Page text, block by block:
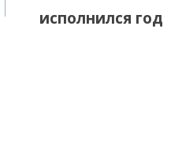
исполнился год